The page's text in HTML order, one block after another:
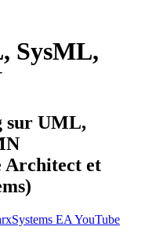
SysML,
sur UML,
Architect et
EA YouTube